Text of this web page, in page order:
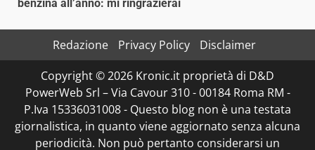
benzina all’anno: mi ringrazierai
Redazione Privacy Policy
Disclaimer
Copyright © 2026 Kronic.it proprietà di D&D
PowerWeb Srl – Via Cavour 310 - 00184 Roma RM -
P.Iva 15336031008 - Questo blog non è una testata
giornalistica, in quanto viene aggiornato senza alcuna
periodicità. Non può pertanto considerarsi un